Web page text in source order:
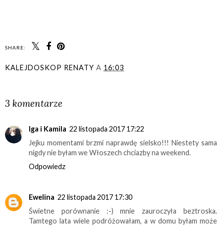
SHARE:
KALEJDOSKOP RENATY A 16:03
3 komentarze
Iga i Kamila 22 listopada 2017 17:22
Jejku momentami brzmi naprawdę sielsko!!! Niestety sama
nigdy nie byłam we Włoszech chciazby na weekend.
Odpowiedz
Ewelina 22 listopada 2017 17:30
Świetne porównanie :-) mnie zauroczyła beztroska.
Tamtego lata wiele podróżowałam, a w domu byłam może